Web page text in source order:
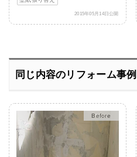
2015年05月14日公開
同じ内容のリフォーム事例
After